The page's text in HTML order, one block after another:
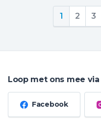
1 2 3
Loop met ons mee
Facebook